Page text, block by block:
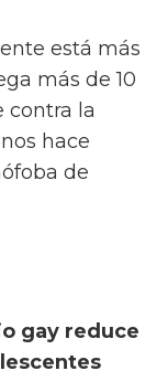
está más
más de 10
contra la
hace
de
gay reduce